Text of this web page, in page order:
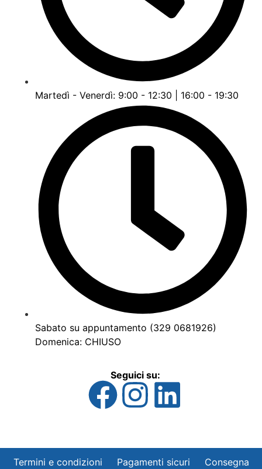
Martedì - Venerdì: 9:00 - 12:30 | 16:00 - 19:30
Sabato su appuntamento (329 0681926)
Domenica: CHIUSO
Seguici su:
Termini e condizioni Pagamenti sicuri Consegna